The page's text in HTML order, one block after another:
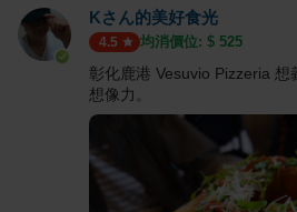
Kさん的美好食光
4.5 均消價位: $ 525
彰化鹿港 Vesuvio Pizzeria 想
想像力。